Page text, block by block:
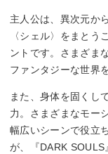
主人公は、異次元か
〈シェル〉をまとう
ントです。さまざま
ファンタジーな世界
また、身体を固くし
力。さまざまなモー
幅広いシーンで役立
が、『DARK